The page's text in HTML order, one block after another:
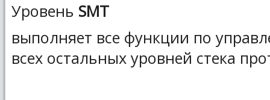
Уровень SMT
выполняет все функции по
всех остальных уровней стека